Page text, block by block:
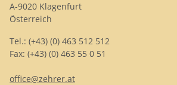
A-9020 Klagenfurt
Österreich
Tel.: (+43) (0) 463 512 512
Fax: (+43) (0) 463 55 0 51
office@zehrer.at